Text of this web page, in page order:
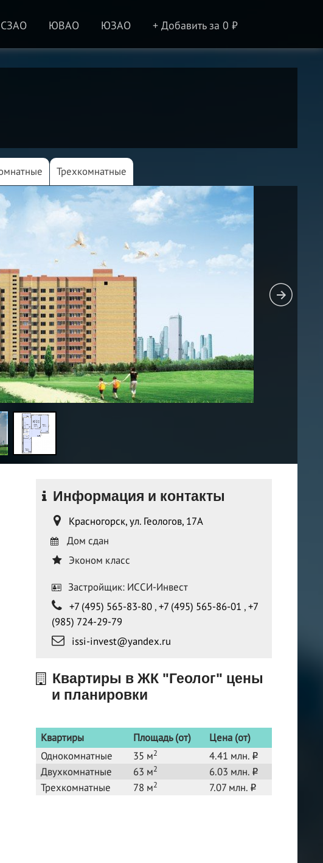
СЗАО ЮВАО ЮЗАО + Добавить за 0 ₽
Трехкомнатные
Информация и контакты
Красногорск, ул. Геологов, 17А
Дом сдан
Эконом класс
Застройщик: ИССИ-Инвест
+7 (495) 565-83-80,+7 (495) 565-86-01 ,+7
(985) 724-29-79
issi-invest@yandex.ru
Квартиры в ЖК "Геолог" цены
и планировки
Квартиры Площадь (от)
Цена (от)
Однокомнатные
35 м2 4.41 млн. o
Двухкомнатные 63 м2 6.03 млн. o
Трехкомнатные 78 м2 7.07 млн. o